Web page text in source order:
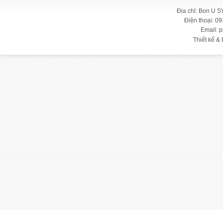
Địa chỉ: Bon U
Điện thoại:
Email:
Thiết kế &